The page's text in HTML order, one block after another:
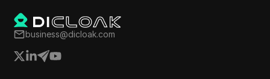
business@dicloak.com